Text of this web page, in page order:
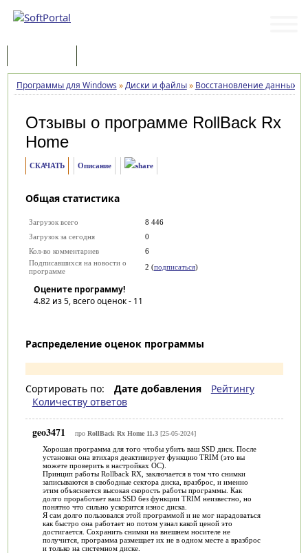
Программы для Windows »Диски и файлы» Восстановление данных
Отзывы о программе RollBack Rx
Home
СКАЧАТЬ Описание
Общая статистика
Загрузок всего
8 446
Загрузок за сегодня
0
Кол-во комментариев
6
Подписавшихся на новости о
программе
2 (подписаться)
Оцените программу!
4.82из 5, всего оценок - 11
Распределение оценок программы
Сортировать по: Дате добавления
Рейтингу
Количеству ответов
geo3471 про RollBack Rx Home 11.3[25-05-2024]
Хорошая программа для того чтобы убить ваш SSD диск. После
установки она втихаря деактивирует функцию TRIM (это вы
можете проверить в настройках ОС).
Принцип работы Rollback RX, заключается в том что снимки
записываются в свободные сектора диска, вразброс, и именно
этим объясняется высокая скорость работы программы. Как
долго проработает ваш SSD без функции TRIM неизвестно, но
понятно что сильно ускорится износ диска.
Я сам долго пользовался этой программой и не мог нарадоваться
как быстро она работает но потом узнал какой ценой это
достигается. Сохранить снимки на внешнем носителе не
получится, программа размещает их не в одном месте а вразброс
и только на системном диске.